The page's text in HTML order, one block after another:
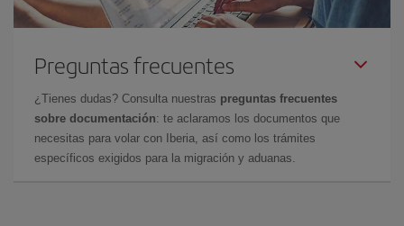
Preguntas frecuentes
¿Tienes dudas? Consulta nuestras preguntas frecuentes
sobre documentación: te aclaramos los documentos que
necesitas para volar con Iberia, así como los trámites
específicos exigidos para la migración y aduanas.